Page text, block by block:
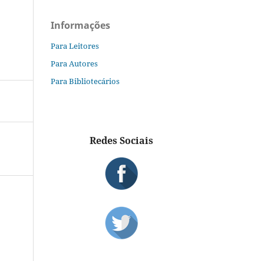
Informações
Para Leitores
Para Autores
Para Bibliotecários
Redes Sociais